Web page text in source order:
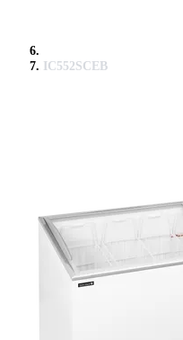
IC552SCEB